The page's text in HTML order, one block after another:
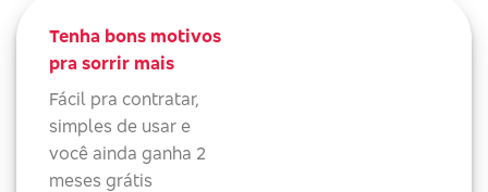
Tenha bons motivos
pra sorrir mais
Fácil pra contratar,
simples de usar e
você ainda ganha 2
meses grátis